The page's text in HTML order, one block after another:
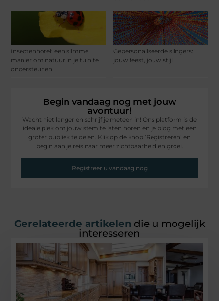
Insectenhotel: een slimme
manier om natuur in je tuin te
ondersteunen
Gepersonaliseerde slingers:
jouw feest, jouw stijl
Begin vandaag nog met jouw
avontuur!
Wacht niet langer en schrijf je meteen in! Ons platform is de
ideale plek om jouw stem te laten horen en je blog met een
groter publiek te delen. Klik op de knop ‘Registreren’ en
begin aan je reis naar meer zichtbaarheid en groei.
Registreer u vandaag nog
Gerelateerde artikelen die u mogelijk
interesseren